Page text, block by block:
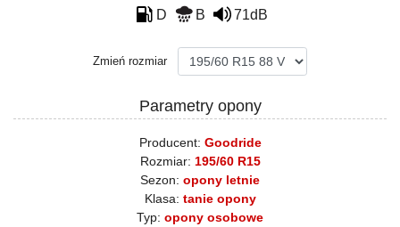
D B 71dB
Zmień rozmiar
Parametry opony
Producent: Goodride
Rozmiar: 195/60 R15
Sezon: opony letnie
Klasa: tanie opony
Typ: opony osobowe